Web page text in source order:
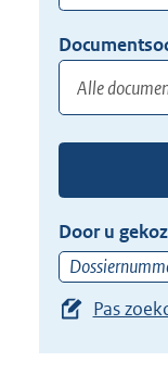
of
hier
uw
zoekterm
of
in
of
de
pijl
beneden
toets
Door u
Pas